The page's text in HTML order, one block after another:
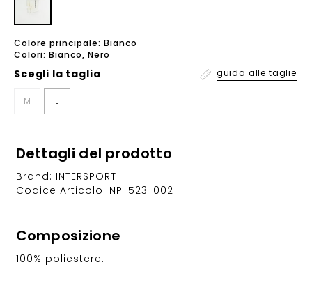
Colore principale: Bianco
Colori: Bianco, Nero
Scegli la taglia guida alle taglie
M L
Dettagli del prodotto
Brand: INTERSPORT
Codice Articolo: NP-523-002
Composizione
100% poliestere.